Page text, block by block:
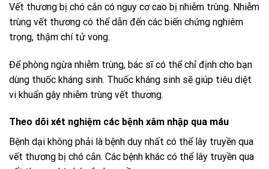
Vết thương bị chó cắn có nguy cơ cao bị nhiễm trùng. Nhiễm
trùng vết thương có thể dẫn đến các biến chứng nghiêm
trọng, thậm chí tử vong.
Để phòng ngừa nhiễm trùng, bác sĩ có thể chỉ định cho bạn
dùng thuốc kháng sinh. Thuốc kháng sinh sẽ giúp tiêu diệt
vi khuẩn gây nhiễm trùng vết thương.
Theo dõi xét nghiệm các bệnh xâm nhập qua máu
Bệnh dại không phải là bệnh duy nhất có thể lây truyền qua
vết thương bị chó cắn. Các bệnh khác có thể lây truyền qua